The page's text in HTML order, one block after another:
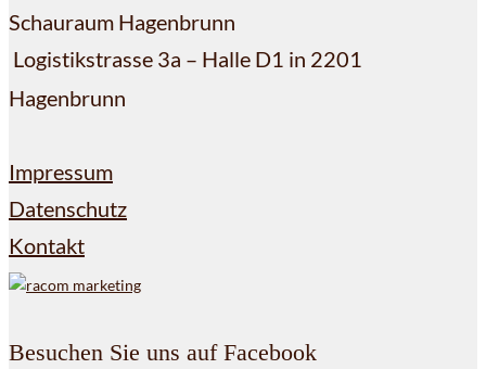
Schauraum Hagenbrunn
Logistikstrasse 3a – Halle D1 in 2201
Hagenbrunn
Impressum
Datenschutz
Kontakt
Besuchen Sie uns auf Facebook